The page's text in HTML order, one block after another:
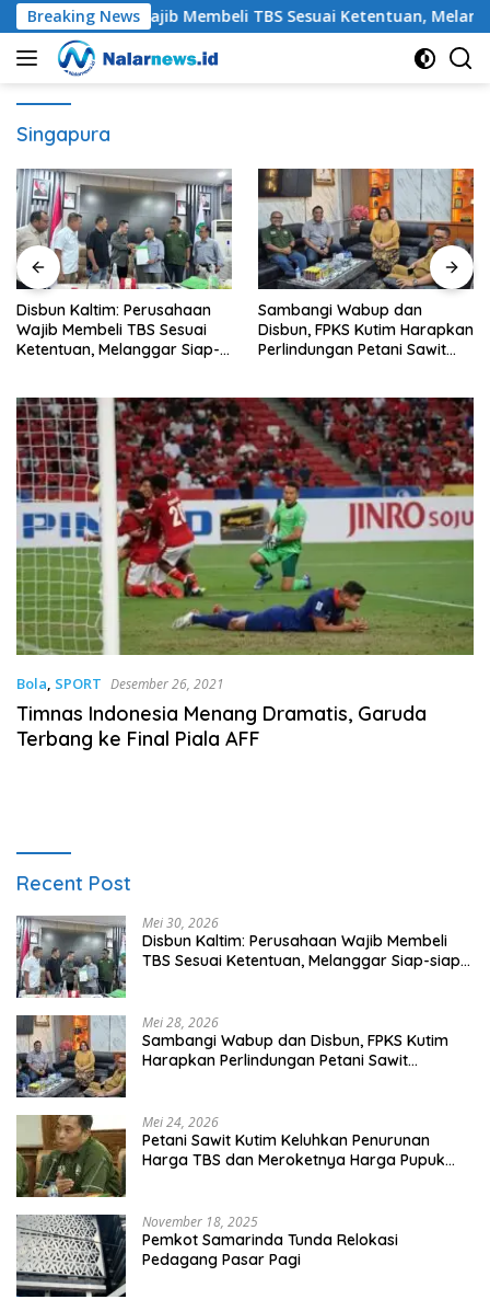
Langsung
ke
konten
Breaking NewsWajib Membeli TBS Sesuai Ketentuan, Melanggar
Singapura
Sesuai
Siap-
Sambangi Wabup dan
Disbun, FPKS Kutim Harapkan
Perlindungan Petani Sawit
Petani Sawit
Penurunan
Meroketnya
Bola, SPORT Desember 26, 2021
Timnas Indonesia Menang Dramatis, Garuda
Terbang ke Final Piala AFF
Recent Post
Mei 30, 2026
Disbun Kaltim: Perusahaan Wajib Membeli
TBS Sesuai Ketentuan, Melanggar Siap-siap
Mei 28, 2026
Sambangi Wabup dan Disbun, FPKS Kutim
Harapkan Perlindungan Petani Sawit
Mei 24, 2026
Petani Sawit Kutim Keluhkan Penurunan
Harga TBS dan Meroketnya Harga Pupuk
November 18, 2025
Pemkot Samarinda Tunda Relokasi
Pedagang Pasar Pagi